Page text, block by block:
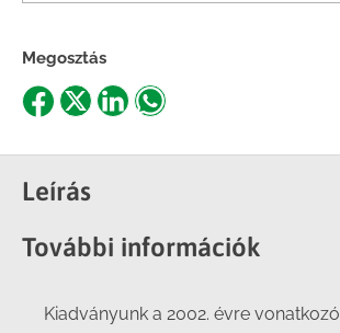
Megosztás
Share
Facebook
Share
X
ShareShare
Leírás
További információk
Kiadványunk a 2002. évre vonatkozó